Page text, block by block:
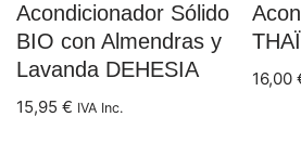
Acondicionador Sólido
BIO con Almendras y
Lavanda DEHESIA
15,95 € IVA Inc.
16,00